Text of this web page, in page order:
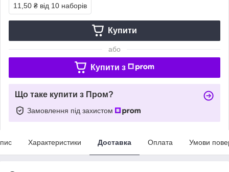
11,50 ₴ від 10 наборів
Купити
або
Купити з
Що таке купити з Пром?
Замовлення під захистом
Характеристики Доставка Оплата Умови